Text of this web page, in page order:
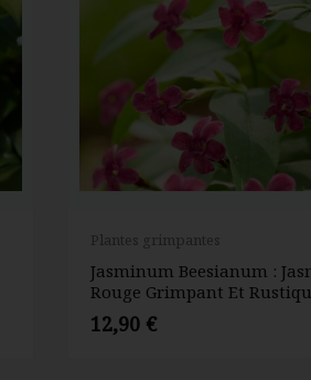
Plantes grimpantes
Jasminum Beesianum :
Rouge Grimpant Et
12,90 €